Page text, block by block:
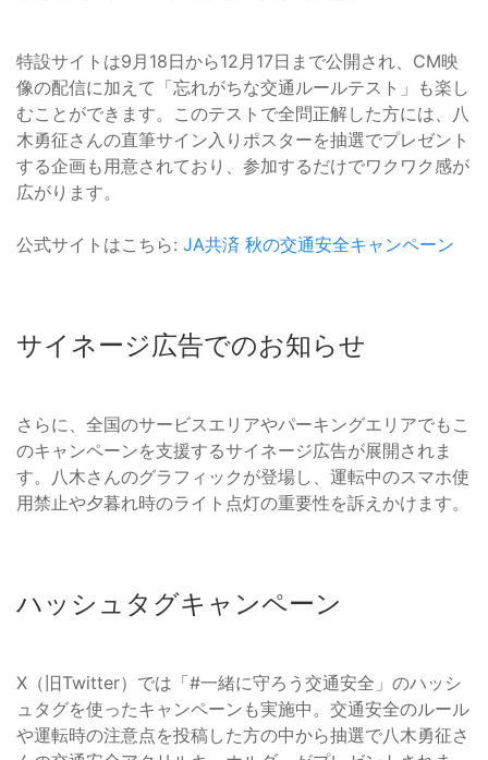
特設サイトは9月18日から12月17日まで公開され、CM映
像の配信に加えて「忘れがちな交通ルールテスト」も楽し
むことができます。このテストで全問正解した方には、八
木勇征さんの直筆サイン入りポスターを抽選でプレゼント
する企画も用意されており、参加するだけでワクワク感が
広がります。
公式サイトはこちら: JA共済 秋の交通安全キャンペーン
サイネージ広告でのお知らせ
さらに、全国のサービスエリアやパーキングエリアでもこ
のキャンペーンを支援するサイネージ広告が展開されま
す。八木さんのグラフィックが登場し、運転中のスマホ使
用禁止や夕暮れ時のライト点灯の重要性を訴えかけます。
ハッシュタグキャンペーン
X（旧Twitter）では「#一緒に守ろう交通安全」のハッシ
ュタグを使ったキャンペーンも実施中。交通安全のルール
や運転時の注意点を投稿した方の中から抽選で八木勇征さ